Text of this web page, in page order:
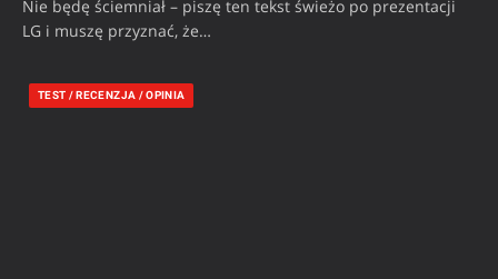
Nie będę ściemniał – piszę ten tekst świeżo po prezentacji
LG i muszę przyznać, że…
TEST / RECENZJA / OPINIA